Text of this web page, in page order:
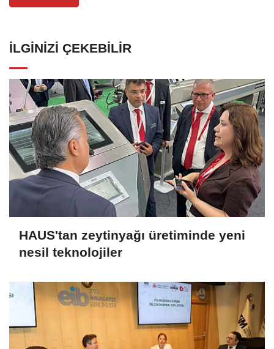
İLGINIZI ÇEKEBILIR
HAUS'tan zeytinyağı üretiminde yeni
nesil teknolojiler